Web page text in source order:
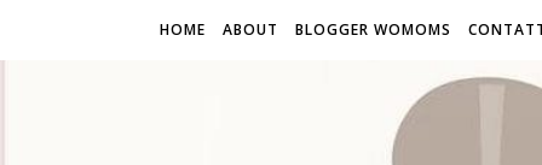
HOME ABOUT BLOGGER WOMOMS